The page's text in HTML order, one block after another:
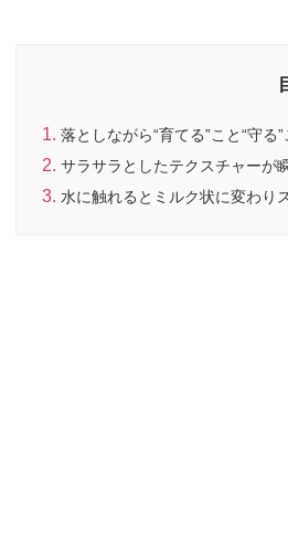
落としながら“育てる”こと“守
サラサラとしたテクスチャーが
水に触れるとミルク状に変わり